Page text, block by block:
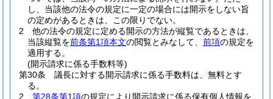
し、当該他の法令の規定に一定の場合には開示をしない旨
の定めがあるときは、この限りでない。
2
他の法令の規定に定める開示の方法が縦覧であるときは、
当該縦覧を前条第1項本文の閲覧とみなして、 前項の規定を
適用する。
(開示請求に係る手数料等)
第30条
議長に対する開示請求に係る手数料は、無料とす
る。
2
第28条第1項の規定により開示請求に係る保有個人情報を